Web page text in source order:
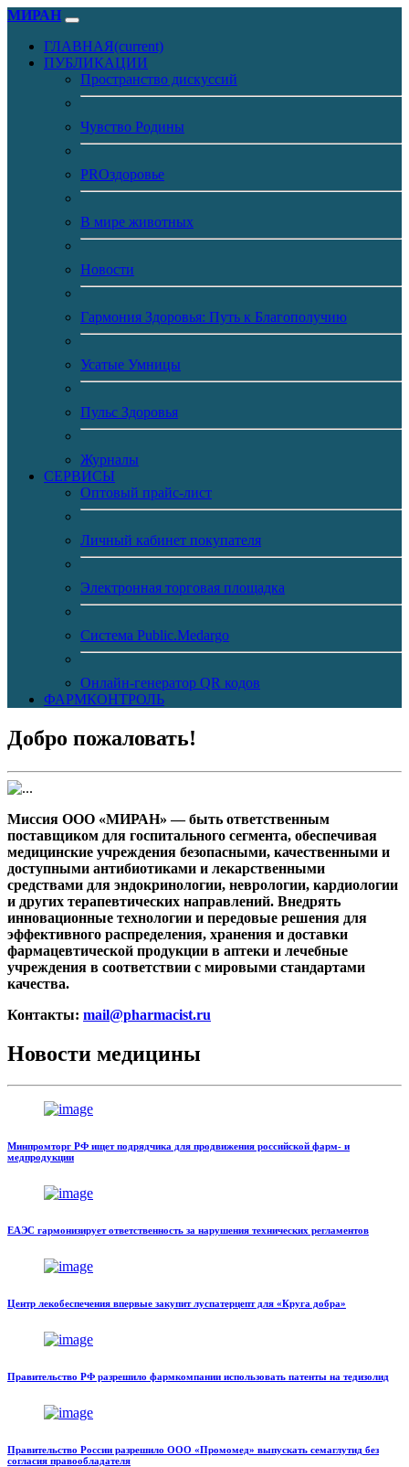
МИРАН
ГЛАВНАЯ(current)
ПУБЛИКАЦИИ
Пространство дискуссий
Чувство Родины
PROздоровье
В мире животных
Новости
Гармония Здоровья: Путь к Благополучию
Усатые Умницы
Пульс Здоровья
Журналы
CЕРВИСЫ
Оптовый прайс-лист
Личный кабинет покупателя
Электронная торговая площадка
Система Public.Medargo
Онлайн-генератор QR кодов
ФАРМКОНТРОЛЬ
Добро пожаловать!
Миссия ООО «МИРАН» — быть ответственным
поставщиком для госпитального сегмента, обеспечивая
медицинские учреждения безопасными, качественными и
доступными антибиотиками и лекарственными
средствами для эндокринологии, неврологии, кардиологии
и других терапевтических направлений. Внедрять
инновационные технологии и передовые решения для
эффективного распределения, хранения и доставки
фармацевтической продукции в аптеки и лечебные
учреждения в соответствии с мировыми стандартами
качества.
Контакты: mail@pharmacist.ru
Новости медицины
Минпромторг РФ ищет подрядчика для продвижения российской фарм- и
медпродукции
ЕАЭС гармонизирует ответственность за нарушения технических регламентов
Центр лекобеспечения впервые закупит луспатерцепт для «Круга добра»
Правительство РФ разрешило фармкомпании использовать патенты на тедизолид
Правительство России разрешило ООО «Промомед» выпускать семаглутид без
согласия правообладателя